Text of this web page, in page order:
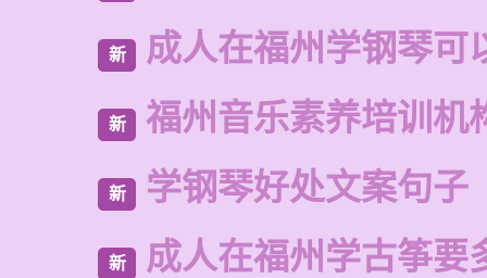
新 成人在福州学钢琴可
新 福州音乐素养培训机
新 学钢琴好处文案句子
新 成人在福州学古筝要